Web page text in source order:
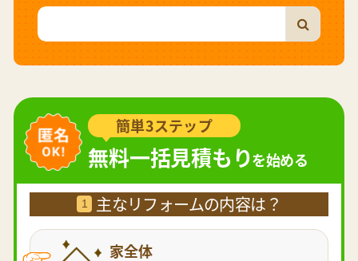
簡単3ステップ
無料一括見積もりを始める
1 主なリフォームの内容は？
家全体